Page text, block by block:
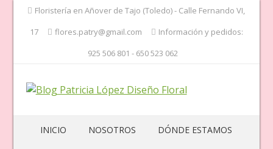
Floristería en Añover de Tajo (Toledo) - Calle Fernando VI,
17
flores.patry@gmail.com
Información y pedidos:
925 506 801 - 650 523 062
INICIO NOSOTROS DÓNDE ESTAMOS